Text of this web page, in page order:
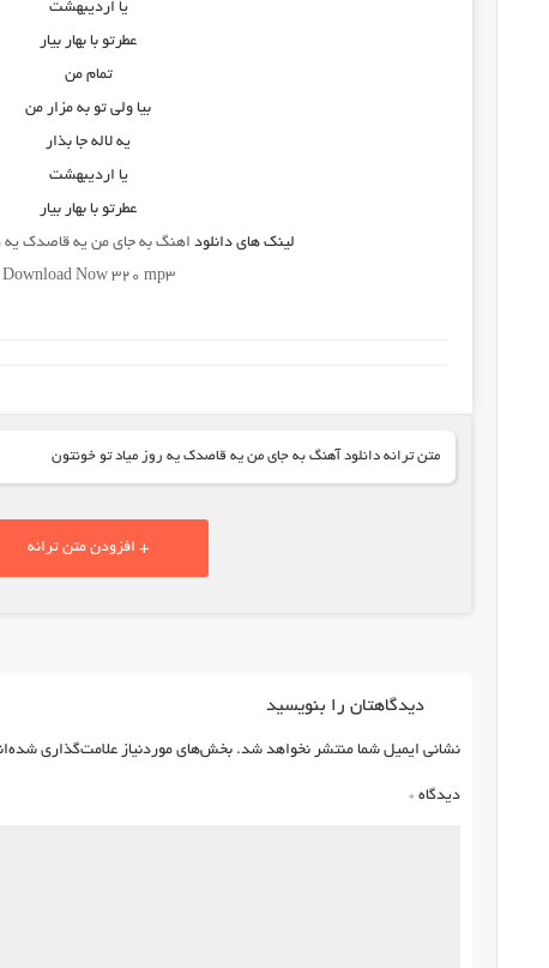
یا اردیبهشت
عطرتو با بهار بیار
تمام من
بیا ولی تو به مزار من
یه لاله جا بذار
یا اردیبهشت
عطرتو با بهار بیار
لینک های دانلود اهنگ به جای من یه قاصدک یه
Download Now 320 mp3
متن ترانه دانلود آهنگ به جای من یه قاصدک یه روز میاد تو خونتون
+ افزودن متن ترانه
دیدگاهتان را بنویسید
نشانی ایمیل شما منتشر نخواهد شد. بخش‌های موردنیاز علامت‌گذاری
دیدگاه *